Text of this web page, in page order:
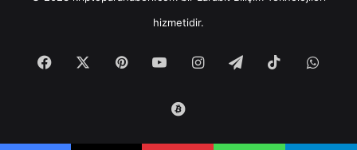
hizmetidir.
Facebook PinterestYouTubeInstagram
TelegramTikTok
Tradingview